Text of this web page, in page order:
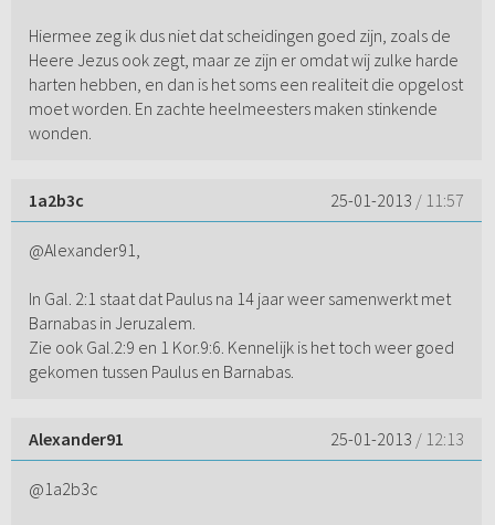
Hiermee zeg ik dus niet dat scheidingen goed zijn, zoals de
Heere Jezus ook zegt, maar ze zijn er omdat wij zulke harde
harten hebben, en dan is het soms een realiteit die opgelost
moet worden. En zachte heelmeesters maken stinkende
wonden.
1a2b3c 25-01-2013 / 11:57
@Alexander91,
In Gal. 2:1 staat dat Paulus na 14 jaar weer samenwerkt met
Barnabas in Jeruzalem.
Zie ook Gal.2:9 en 1 Kor.9:6. Kennelijk is het toch weer goed
gekomen tussen Paulus en Barnabas.
Alexander91 25-01-2013 / 12:13
@1a2b3c